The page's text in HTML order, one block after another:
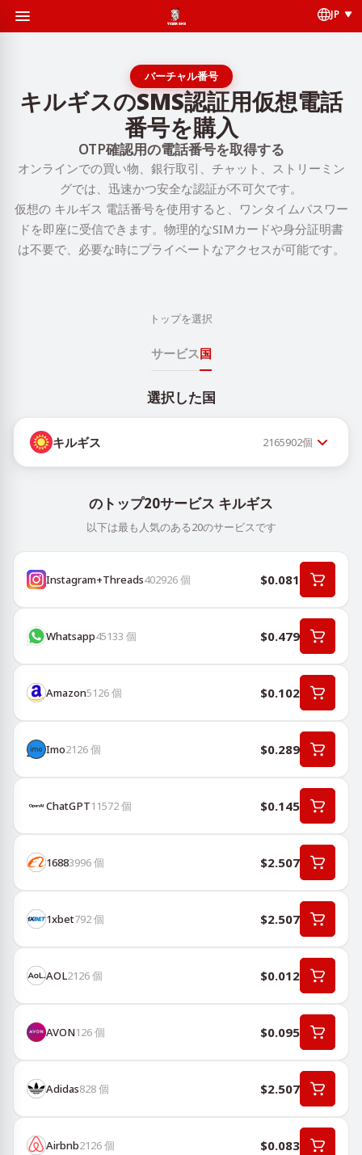
JP
バーチャル番号
キルギスのSMS認証用仮想電話
番号を購入
OTP確認用の電話番号を取得する
オンラインでの買い物、銀行取引、チャット、ストリーミン
グでは、迅速かつ安全な認証が不可欠です。
仮想の キルギス 電話番号を使用すると、ワンタイムパスワー
ドを即座に受信できます。物理的なSIMカードや身分証明書
は不要で、必要な時にプライベートなアクセスが可能です。
トップを選択
サービス国
選択した国
キルギス 2165902個
のトップ20サービス キルギス
以下は最も人気のある20のサービスです
Instagram+Threads402926個 $0.081
Whatsapp45133 個 $0.479
Amazon5126個 $0.102
Imo2126個 $0.289
ChatGPT11572個 $0.145
16883996個 $2.507
1хbet792個 $2.507
AOL2126個 $0.012
AVON126個 $0.095
Adidas828個 $2.507
Airbnb2126個 $0.083